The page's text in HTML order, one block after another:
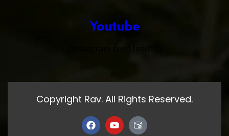
Youtube
Copyright Rav. All Rights Reserved.